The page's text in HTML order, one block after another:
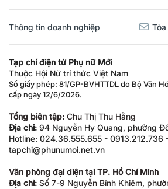
Thông tin doanh nghiệp
Tạp chí điện tử Phụ nữ Mới
Thuộc Hội Nữ trí thức Việt Nam
Số giấy phép: 81/GP-BVHTTDL do Bộ Văn
cấp ngày 12/6/2026.
Tổng biên tập: Chu Thị Thu Hằng
Địa chỉ: 94 Nguyễn Hy Quang, phường
Hotline: 024.36.555.655 - 0913.212.736
tapchi@phunumoi.net.vn
Văn phòng đại diện tại TP. Hồ Chí Minh
Địa chỉ: Số 7-9 Nguyễn Bỉnh Khiêm,